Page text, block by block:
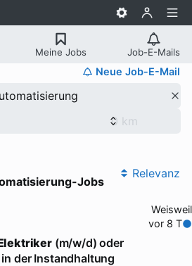
Meine Jobs Job-E-Mails
Neue Job-E-Mail
Jobs
Relevanz
Weisweil
vor 8 T
(m/w/d) oder
der Instandhaltung